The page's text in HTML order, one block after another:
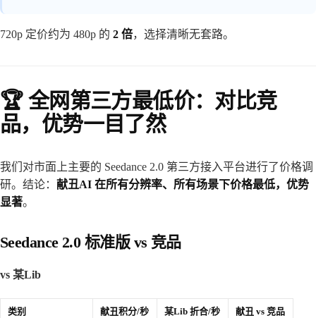
720p 定价约为 480p 的 2 倍，选择清晰无套路。
🏆 全网第三方最低价：对比竞
品，优势一目了然
我们对市面上主要的 Seedance 2.0 第三方接入平台进行了价格调
研。结论： 献丑AI 在所有分辨率、所有场景下价格最低，优势
显著。
Seedance 2.0 标准版 vs 竞品
vs 某Lib
类别 献丑积分/秒 某Lib 折合/秒 献丑 vs 竞品